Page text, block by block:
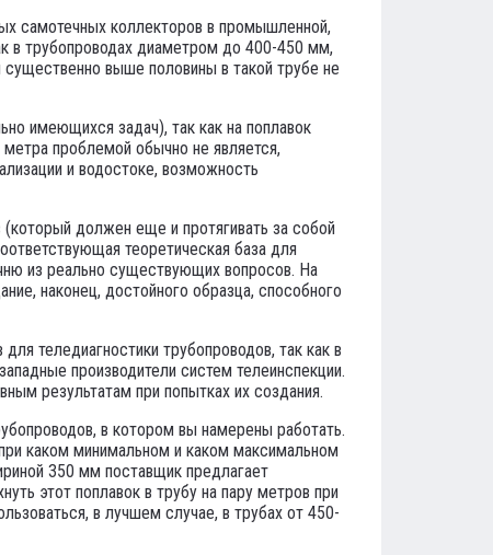
самотечных коллекторов в промышленной,
в трубопроводах диаметром до 400-450 мм,
выше половины в такой трубе не
имеющихся задач), так как на поплавок
проблемой обычно не является,
и водостоке, возможность
должен еще и протягивать за собой
теоретическая база для
из реально существующих вопросов. На
наконец, достойного образца, способного
теледиагностики трубопроводов, так как в
производители систем телеинспекции.
результатам при попытках их создания.
в котором вы намерены работать.
каком минимальном и каком максимальном
350 мм поставщик предлагает
этот поплавок в трубу на пару метров при
в лучшем случае, в трубах от 450-